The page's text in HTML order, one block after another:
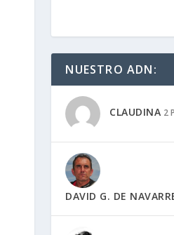
NUESTRO ADN:
CLAUDINA 2
DAVID G. DE